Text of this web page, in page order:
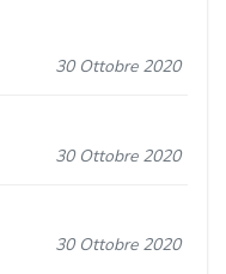
30 Ottobre 2020
30 Ottobre 2020
30 Ottobre 2020